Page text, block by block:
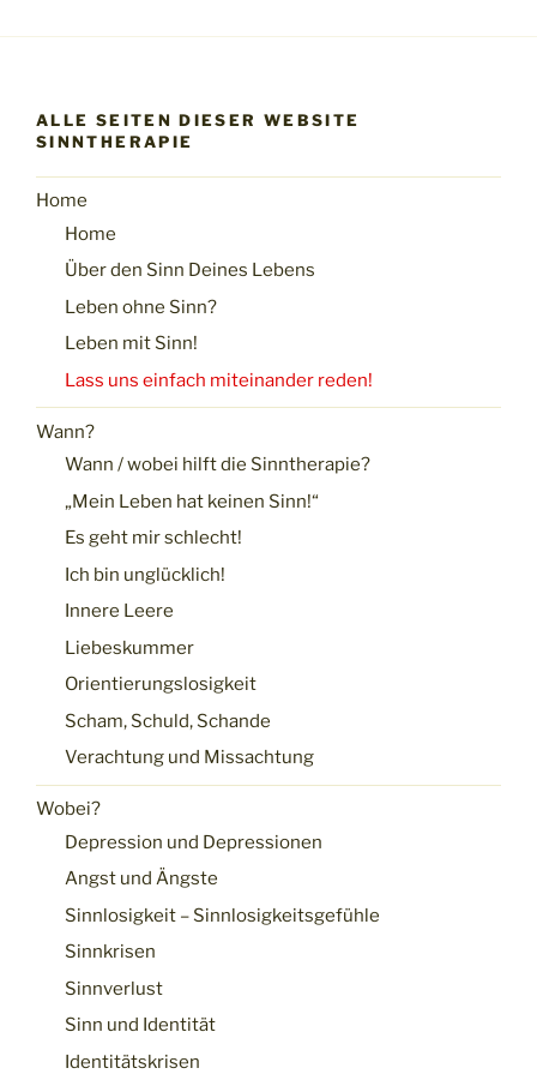
ALLE SEITEN DIESER WEBSITE
SINNTHERAPIE
Home
Home
Über den Sinn Deines Lebens
Leben ohne Sinn?
Leben mit Sinn!
Lass uns einfach miteinander reden!
Wann?
Wann / wobei hilft die Sinntherapie?
„Mein Leben hat keinen Sinn!“
Es geht mir schlecht!
Ich bin unglücklich!
Innere Leere
Liebeskummer
Orientierungslosigkeit
Scham, Schuld, Schande
Verachtung und Missachtung
Wobei?
Depression und Depressionen
Angst und Ängste
Sinnlosigkeit – Sinnlosigkeitsgefühle
Sinnkrisen
Sinnverlust
Sinn und Identität
Identitätskrisen